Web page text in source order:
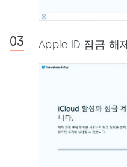
Apple ID 잠금 해